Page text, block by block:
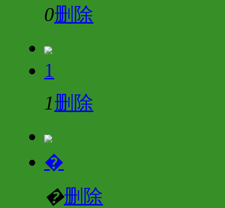
0删除
1
1删除
�
�删除